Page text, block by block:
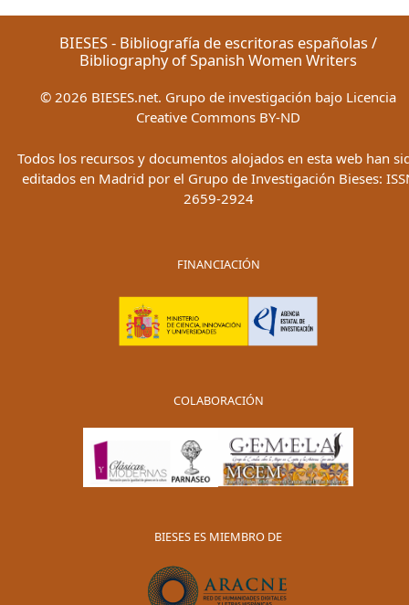
BIESES - Bibliografía de escritoras españolas /
Bibliography of Spanish Women Writers
© 2026 BIESES.net. Grupo de investigación bajo Licencia
Creative Commons BY-ND
Todos los recursos y documentos alojados en esta web han
editados en Madrid por el Grupo de Investigación Bieses:
2659-2924
FINANCIACIÓN
COLABORACIÓN
BIESES ES MIEMBRO DE